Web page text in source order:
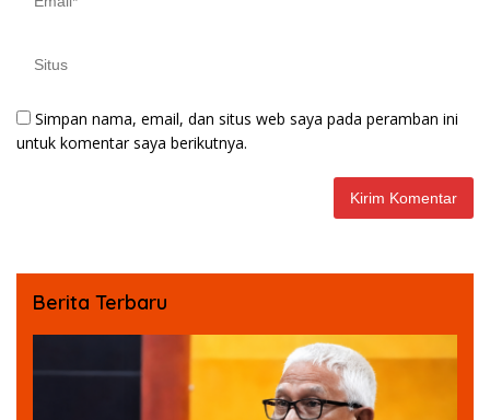
Simpan nama, email, dan situs web saya pada peramban ini
untuk komentar saya berikutnya.
Berita Terbaru